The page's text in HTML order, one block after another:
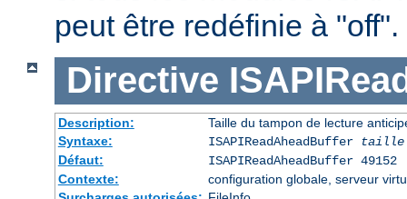
peut être redéfinie à "off".
Directive
Description:
Taille du tampon de lecture
Syntaxe:
ISAPIReadAheadBuffer
taille
Défaut:
ISAPIReadAheadBuffer 49152
Contexte:
configuration globale, serveur